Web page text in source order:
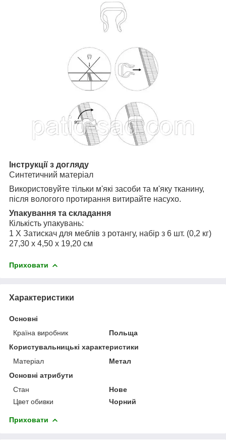
Інструкції з догляду
Синтетичний матеріал
Використовуйте тільки м'які засоби та м'яку тканину,
після вологого протирання витирайте насухо.
Упакування та складання
Кількість упакувань:
1 X Затискач для меблів з ротангу, набір з 6 шт. (0,2 кг)
27,30 x 4,50 x 19,20 см
Приховати
Характеристики
Основні
Країна виробник
Польща
Користувальницькі характеристики
Матеріал
Метал
Основні атрибути
Стан
Нове
Цвет обивки
Чорний
Приховати